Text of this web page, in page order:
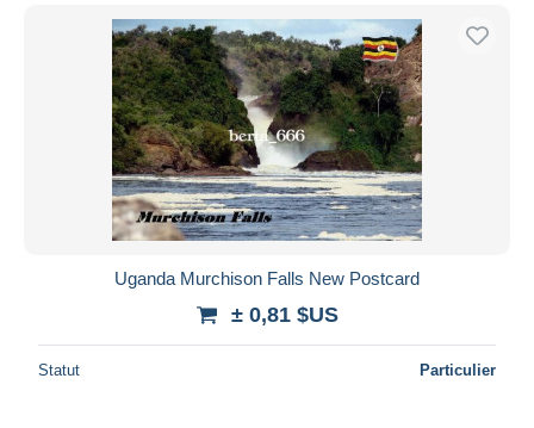
Uganda Murchison Falls New Postcard
± 0,81 $US
Statut Particulier